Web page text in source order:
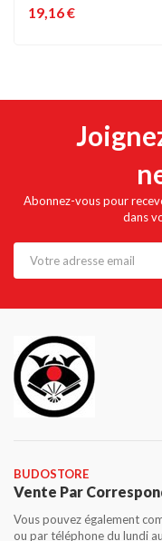
19,16 €
Abonnez-vous pour
dans
BUDOSTORE
Vente Par
Vous pouvez également
ou par téléphone du lundi